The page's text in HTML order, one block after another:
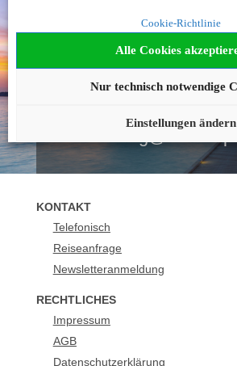
Cookie-Richtlinie
Alle Cookies
Nur technisch notwendige
Einstellungen ändern
Noch nicht
Wir beraten Sie
KONTAKT
Telefonisch
Reiseanfrage
Newsletteranmeldung
RECHTLICHES
Impressum
AGB
Datenschutzerklärung